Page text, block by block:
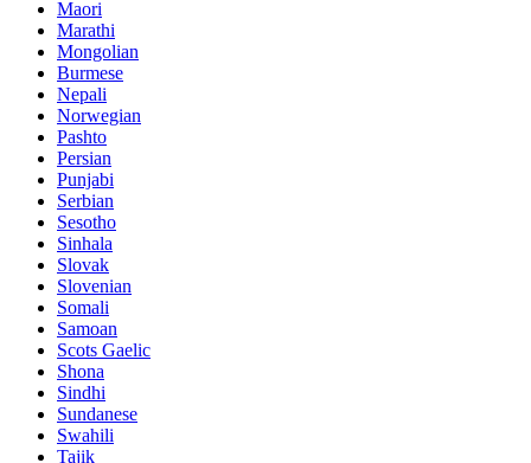
Maori
Marathi
Mongolian
Burmese
Nepali
Norwegian
Pashto
Persian
Punjabi
Serbian
Sesotho
Sinhala
Slovak
Slovenian
Somali
Samoan
Scots Gaelic
Shona
Sindhi
Sundanese
Swahili
Tajik